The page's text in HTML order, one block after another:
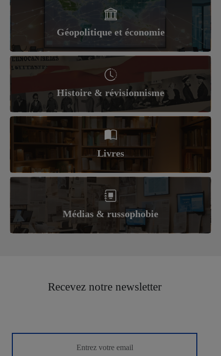
Géopolitique et économie
Histoire & révisionnisme
Livres
Médias & russophobie
Recevez notre newsletter